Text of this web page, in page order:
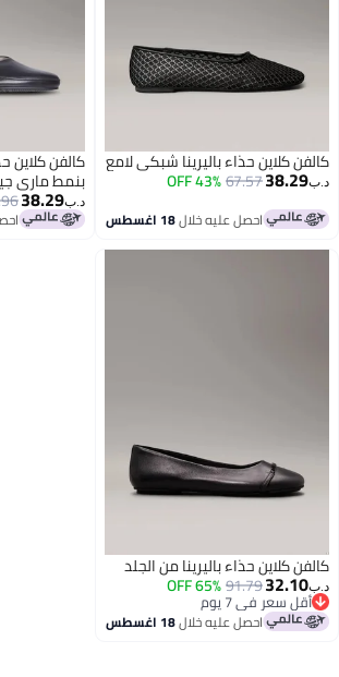
كلاين حذاء باليرينا شبكي لامع
38.29
67.57
43% OFF
احصل عليه خلال18 اغسطس
كالفن كلاين
بنمط ماري جين
د.ب‏38.29
احصل
كلاين حذاء باليرينا من الجلد
32.10
91.79
65% OFF
أقل سعر في 7 يوم
أقل سعر في 7 يوماحصل عليه خلال18 اغسطس